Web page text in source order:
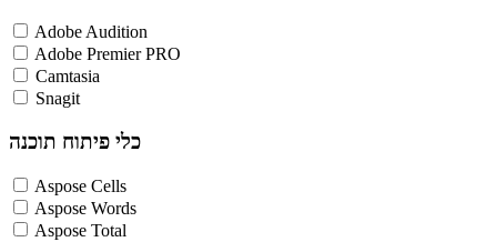
Adobe Audition
Adobe Premier PRO
Camtasia
Snagit
כלי פיתוח תוכנה
Aspose Cells
Aspose Words
Aspose Total